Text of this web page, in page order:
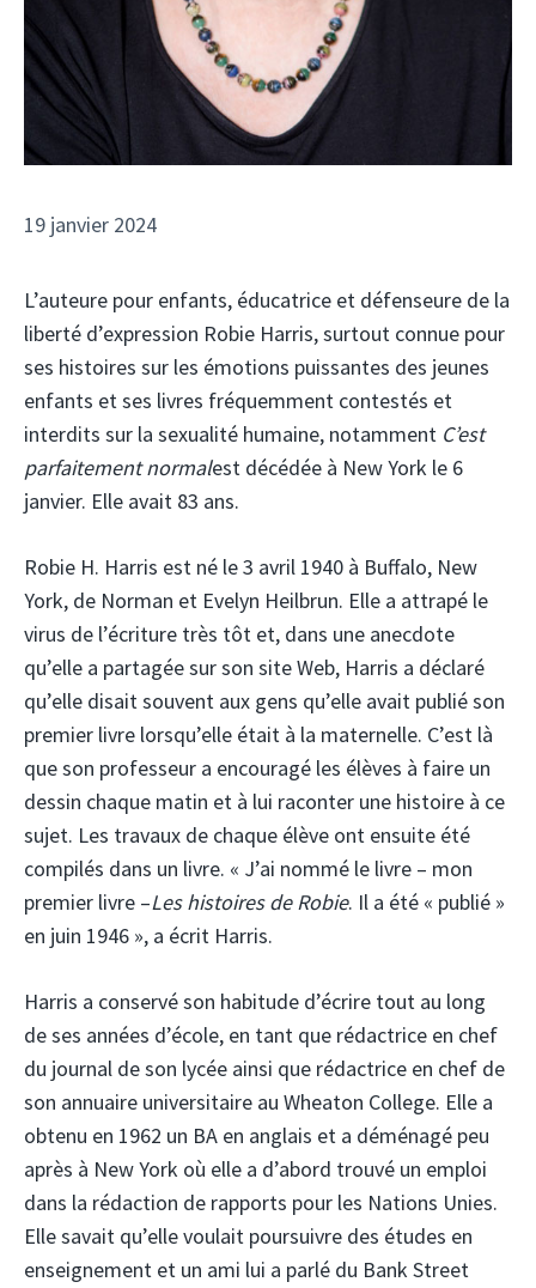
19 janvier 2024
L’auteure pour enfants, éducatrice et défenseure de la
liberté d’expression Robie Harris, surtout connue pour
ses histoires sur les émotions puissantes des jeunes
enfants et ses livres fréquemment contestés et
interdits sur la sexualité humaine, notamment C’est
parfaitement normalest décédée à New York le 6
janvier. Elle avait 83 ans.
Robie H. Harris est né le 3 avril 1940 à Buffalo, New
York, de Norman et Evelyn Heilbrun. Elle a attrapé le
virus de l’écriture très tôt et, dans une anecdote
qu’elle a partagée sur son site Web, Harris a déclaré
qu’elle disait souvent aux gens qu’elle avait publié son
premier livre lorsqu’elle était à la maternelle. C’est là
que son professeur a encouragé les élèves à faire un
dessin chaque matin et à lui raconter une histoire à ce
sujet. Les travaux de chaque élève ont ensuite été
compilés dans un livre. « J’ai nommé le livre – mon
premier livre –Les histoires de Robie. Il a été « publié »
en juin 1946 », a écrit Harris.
Harris a conservé son habitude d’écrire tout au long
de ses années d’école, en tant que rédactrice en chef
du journal de son lycée ainsi que rédactrice en chef de
son annuaire universitaire au Wheaton College. Elle a
obtenu en 1962 un BA en anglais et a déménagé peu
après à New York où elle a d’abord trouvé un emploi
dans la rédaction de rapports pour les Nations Unies.
Elle savait qu’elle voulait poursuivre des études en
enseignement et un ami lui a parlé du Bank Street